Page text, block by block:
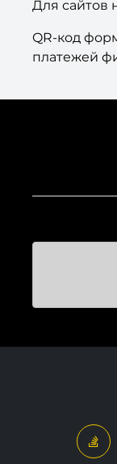
Для сайтов
QR-код
платежей